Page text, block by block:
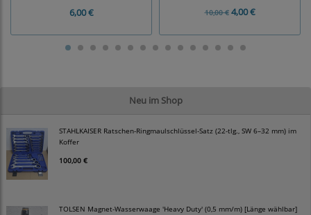
Neu im Shop
STAHLKAISER Ratschen-Ringmaulschlüssel-Satz (22-tlg., SW 6–32 mm) im
Koffer
100,00 €
TOLSEN Magnet-Wasserwaage 'Heavy Duty' (0,5 mm/m) [Länge wählbar]
6,00 € 10,00 €4,00 €